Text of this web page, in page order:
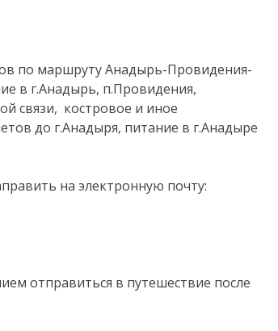
по маршруту Анадырь-Провидения-
в г.Анадырь, п.Провидения,
связи, костровое и иное
до г.Анадыря, питание в г.Анадыре
на электронную почту:
отправиться в путешествие после